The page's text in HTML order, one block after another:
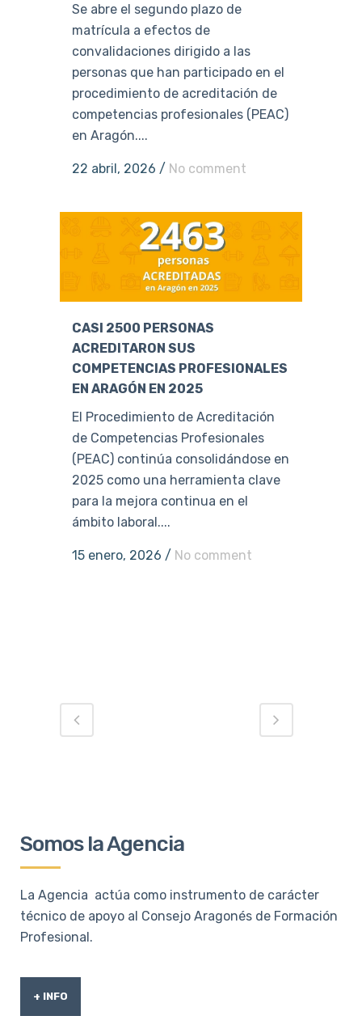
Se abre el segundo plazo de
matrícula a efectos de
convalidaciones dirigido a las
personas que han participado en el
procedimiento de acreditación de
competencias profesionales (PEAC)
en Aragón....
22 abril, 2026 / No comment
CASI 2500 PERSONAS
ACREDITARON SUS
COMPETENCIAS PROFESIONALES
EN ARAGÓN EN 2025
El Procedimiento de Acreditación
de Competencias Profesionales
(PEAC) continúa consolidándose en
2025 como una herramienta clave
para la mejora continua en el
ámbito laboral....
15 enero, 2026 / No comment
Somos la Agencia
La Agencia actúa como instrumento de carácter
técnico de apoyo al Consejo Aragonés de Formación
Profesional.
+ INFO